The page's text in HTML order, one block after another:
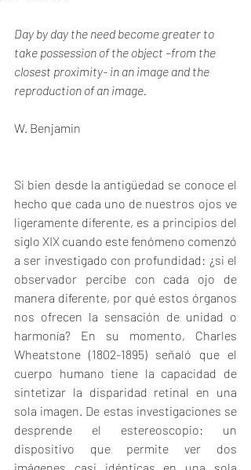
Day by day the need become greater to
take possession of the object –from the
closest proximity- in an image and the
reproduction of an image.
W. Benjamin
Si bien desde la antigüedad se conoce el
hecho que cada uno de nuestros ojos ve
ligeramente diferente, es a principios del
siglo XIX cuando este fenómeno comenzó
a ser investigado con profundidad: ¿si el
observador percibe con cada ojo de
manera diferente, por qué estos órganos
nos ofrecen la sensación de unidad o
harmonía? En su momento, Charles
Wheatstone (1802-1895) señaló que el
cuerpo humano tiene la capacidad de
sintetizar la disparidad retinal en una
sola imagen. De estas investigaciones se
desprende el estereoscopio: un
dispositivo que permite ver dos